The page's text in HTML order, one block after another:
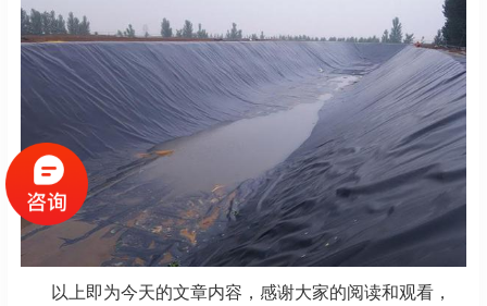
以上即为今天的文章内容，感谢大家的阅读和观看，